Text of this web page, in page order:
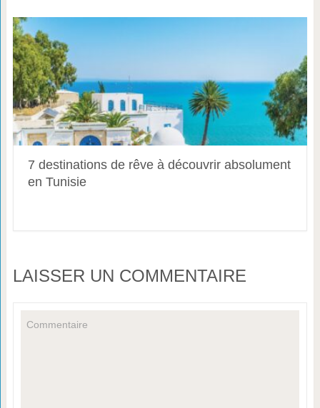
7 destinations de rêve à découvrir absolument
en Tunisie
LAISSER UN COMMENTAIRE